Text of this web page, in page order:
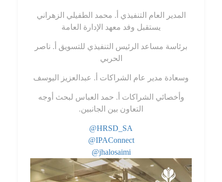
المدير العام التنفيذي أ. محمد الطفيلي الزهراني
يستقبل وفد معهد الإدارة العامة
برئاسة مساعد الرئيس التنفيذي للتسويق أ. ناصر
الحربي
وسعادة مدير عام الشراكات أ. عبدالعزيز اليوسف
وأخصائي الشراكات أ. حمد العباس لبحث أوجه
التعاون بين الجانبين.
@HRSD_SA
@IPAConnect
@jhalosaimi